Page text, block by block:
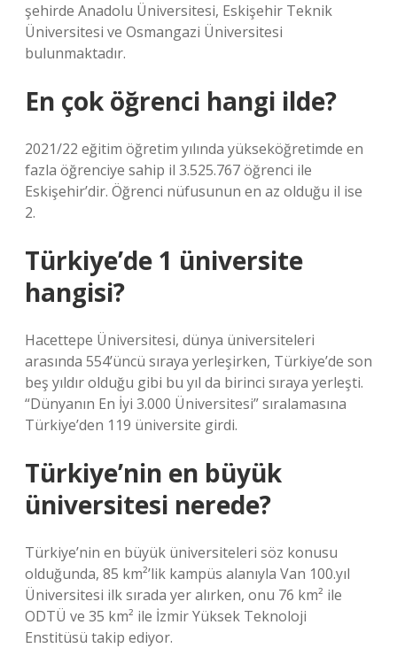
şehirde Anadolu Üniversitesi, Eskişehir Teknik
Üniversitesi ve Osmangazi Üniversitesi
bulunmaktadır.
En çok öğrenci hangi ilde?
2021/22 eğitim öğretim yılında yükseköğretimde en
fazla öğrenciye sahip il 3.525.767 öğrenci ile
Eskişehir’dir. Öğrenci nüfusunun en az olduğu il ise
2.
Türkiye’de 1 üniversite
hangisi?
Hacettepe Üniversitesi, dünya üniversiteleri
arasında 554’üncü sıraya yerleşirken, Türkiye’de son
beş yıldır olduğu gibi bu yıl da birinci sıraya yerleşti.
“Dünyanın En İyi 3.000 Üniversitesi” sıralamasına
Türkiye’den 119 üniversite girdi.
Türkiye’nin en büyük
üniversitesi nerede?
Türkiye’nin en büyük üniversiteleri söz konusu
olduğunda, 85 km²’lik kampüs alanıyla Van 100.yıl
Üniversitesi ilk sırada yer alırken, onu 76 km² ile
ODTÜ ve 35 km² ile İzmir Yüksek Teknoloji
Enstitüsü takip ediyor.